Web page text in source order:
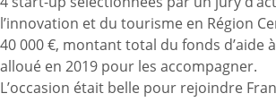
l’innovation et du tourisme en Région
40 000 €, montant total du fonds d’aide
alloué en 2019 pour les accompagner.
L’occasion était belle pour rejoindre